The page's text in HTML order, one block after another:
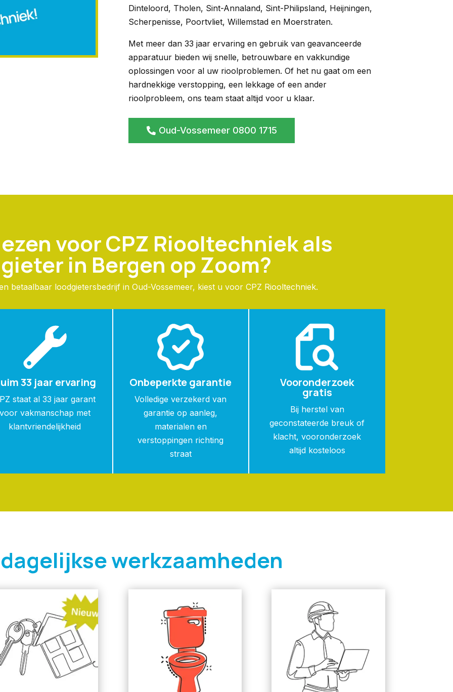
Dinteloord, Tholen, Sint-Annaland, Sint-Philipsland, Heijningen,
Scherpenisse, Poortvliet, Willemstad en Moerstraten.
Met meer dan 33 jaar ervaring en gebruik van geavanceerde
apparatuur bieden wij snelle, betrouwbare en vakkundige
oplossingen voor al uw rioolproblemen. Of het nu gaat om een
hardnekkige verstopping, een lekkage of een ander
rioolprobleem, ons team staat altijd voor u klaar.
Oud-Vossemeer 0800 1715
voor CPZ Riooltechniek als
in Bergen op Zoom?
betaalbaar loodgietersbedrijf in Oud-Vossemeer, kiest u voor CPZ Riooltechniek.
33 jaar ervaring
staat al 33 jaar garant
vakmanschap met
klantvriendelijkheid
Onbeperkte garantie
Volledige verzekerd van
garantie op aanleg,
materialen en
verstoppingen richting
straat
Vooronderzoek
gratis
Bij herstel van
geconstateerde breuk of
klacht, vooronderzoek
altijd kosteloos
werkzaamheden